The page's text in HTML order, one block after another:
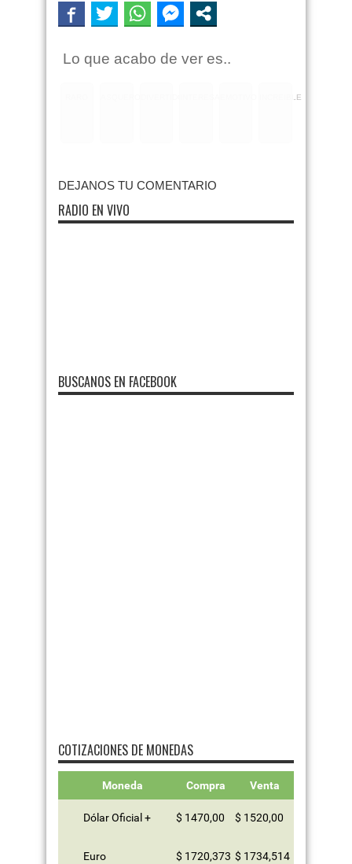
Lo que acabo de ver es..
INCREIBLE
DEJANOS TU COMENTARIO
RADIO EN VIVO
BUSCANOS EN FACEBOOK
COTIZACIONES DE MONEDAS
Moneda Compra Venta
Dólar Oficial + $ 1470,00 $ 1520,00
Euro $ 1720,373 $ 1734,514